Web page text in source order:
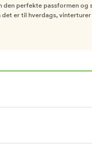
den perfekte passformen og
det er til hverdags,